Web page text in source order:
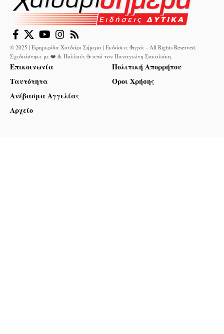
© 2025 | Εφημερίδα Χαϊδάρι Σήμερα | Εκδόσεις Φηγός - All Rights Reserved.
Σχεδιάστηκε με ❤️ & Πολλούς ☕ από τον Παναγιώτη Σακαλάκη
Επικοινωνία
Ταυτότητα
Ανέβασμα Αγγελίας
Αρχείο
Πολιτική Απορρήτου
Όροι Χρήσης